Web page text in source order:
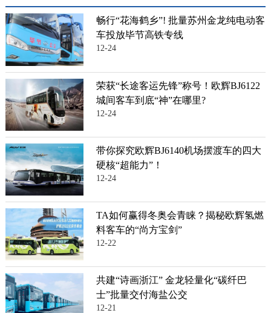
畅行“花海鹤乡”! 批量苏州金龙纯电动客
车投放毕节高铁专线
12-24
荣获“长途客运先锋”称号！欧辉BJ6122
城间客车到底“神”在哪里?
12-24
带你探究欧辉BJ6140机场摆渡车的四大
硬核“超能力”！
12-24
TA如何赢得冬奥会青睐？揭秘欧辉氢燃
料客车的“尚方宝剑”
12-22
共建“诗画浙江” 金龙轻量化“碳纤巴
士”批量交付海盐公交
12-21